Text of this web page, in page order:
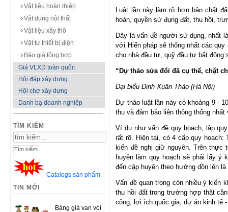
Vật liệu hoàn thiện
Vật dụng nội thất
Vật liệu xây thô
Vật tư thiết bị điện
Báo giá tổng hợp
Giá VLXD toàn quốc
Hỏi đáp xây dựng
Hội chợ xây dựng
Danh bạ doanh nghiệp
--------------------------------------------
TÌM KIẾM
Catalogs sản phẩm
TIN MỚI
Bảng giá van vòi
Luật lần này làm rõ hơn bản chất
hoàn, quyền sử đụng đất, thu hồi,
Đây là vấn đề người sử dụng, nhất
với Hiến pháp sẽ thống nhất các
cho nhà đầu tư, quỹ đầu tư bất
“Dự thảo sửa đổi đã cụ thể, chặt
Đại biểu Đinh Xuân Thảo (Hà Nội)
Dự thảo luật lần này có khoảng 9 -
thu và đảm bảo liên thông thống
Ví dụ như vấn đề quy hoạch, lập
rất rõ. Hiện tại, có 4 cấp quy
kiến đề nghị giữ nguyên. Trên thực
huyện làm quy hoạch sẽ phải lấy ý
đến cập huyện theo hướng dồn lên
Vấn đề quan trọng còn nhiều ý kiến
thu hồi đất trong trường hợp thật
cộng, lợi ích quốc gia, dự án kinh tế